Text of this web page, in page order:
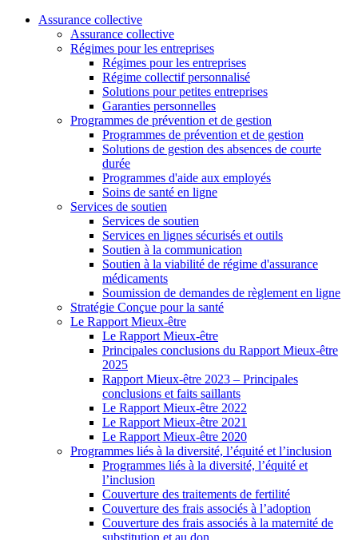
Assurance collective
Assurance collective
Régimes pour les entreprises
Régimes pour les entreprises
Régime collectif personnalisé
Solutions pour petites entreprises
Garanties personnelles
Programmes de prévention et de gestion
Programmes de prévention et de gestion
Solutions de gestion des absences de courte
durée
Programmes d'aide aux employés
Soins de santé en ligne
Services de soutien
Services de soutien
Services en lignes sécurisés et outils
Soutien à la communication
Soutien à la viabilité de régime d'assurance
médicaments
Soumission de demandes de règlement en ligne
Stratégie Conçue pour la santé
Le Rapport Mieux-être
Le Rapport Mieux-être
Principales conclusions du Rapport Mieux-être
2025
Rapport Mieux-être 2023 – Principales
conclusions et faits saillants
Le Rapport Mieux-être 2022
Le Rapport Mieux-être 2021
Le Rapport Mieux-être 2020
Programmes liés à la diversité, l’équité et l’inclusion
Programmes liés à la diversité, l’équité et
l’inclusion
Couverture des traitements de fertilité
Couverture des frais associés à l’adoption
Couverture des frais associés à la maternité de
substitution et au don